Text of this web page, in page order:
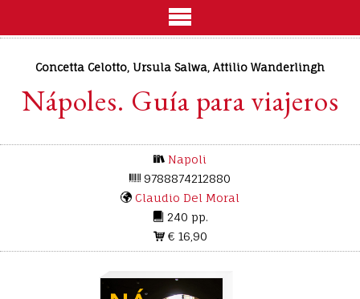
Concetta Celotto, Ursula Salwa, Attilio Wanderlingh
Nápoles. Guía para viajeros
Napoli
9788874212880
Claudio Del Moral
240 pp.
€ 16,90